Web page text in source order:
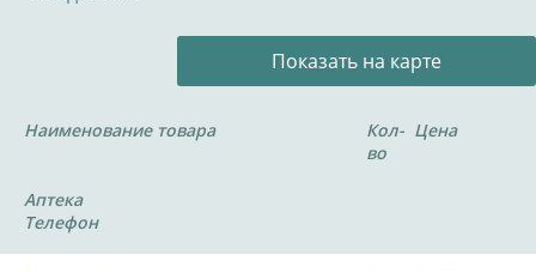
Показать на карте
Наименование товара
Кол-
во
Цена
Аптека
Телефон